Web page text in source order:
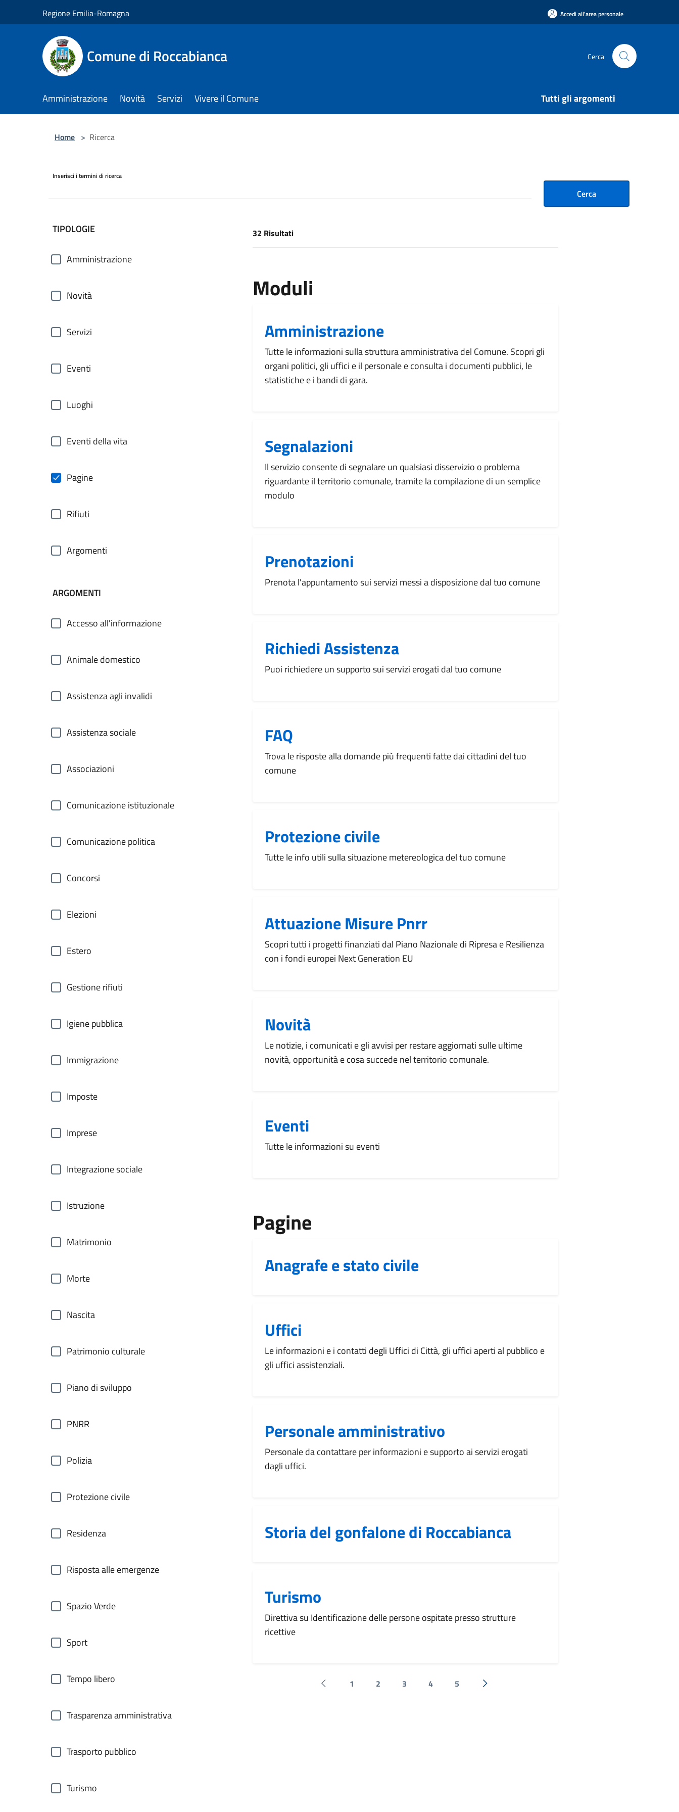
Regione Emilia-Romagna Accedi all'area personale
Comune di Roccabianca Cerca
Amministrazione Novità Servizi Vivere il Comune Tutti gli argomenti
Home > Ricerca
Inserisci i termini di ricerca
Cerca
filtri da applicare
TIPOLOGIE
Amministrazione
Novità
Servizi
Eventi
Luoghi
Eventi della vita
Pagine
Rifiuti
Argomenti
ARGOMENTI
Accesso all'informazione
Animale domestico
Assistenza agli invalidi
Assistenza sociale
Associazioni
Comunicazione istituzionale
Comunicazione politica
Concorsi
Elezioni
Estero
Gestione rifiuti
Igiene pubblica
Immigrazione
Imposte
Imprese
Integrazione sociale
Istruzione
Matrimonio
Morte
Nascita
Patrimonio culturale
Piano di sviluppo
PNRR
Polizia
Protezione civile
Residenza
Risposta alle emergenze
Spazio Verde
Sport
Tempo libero
Trasparenza amministrativa
Trasporto pubblico
Turismo
[results] Risultati
32 Risultati
Moduli
Amministrazione
Tutte le informazioni sulla struttura amministrativa del Comune. Scopri gli
organi politici, gli uffici e il personale e consulta i documenti pubblici, le
statistiche e i bandi di gara.
Segnalazioni
Il servizio consente di segnalare un qualsiasi disservizio o problema
riguardante il territorio comunale, tramite la compilazione di un semplice
modulo
Prenotazioni
Prenota l'appuntamento sui servizi messi a disposizione dal tuo comune
Richiedi Assistenza
Puoi richiedere un supporto sui servizi erogati dal tuo comune
FAQ
Trova le risposte alla domande più frequenti fatte dai cittadini del tuo
comune
Protezione civile
Tutte le info utili sulla situazione metereologica del tuo comune
Attuazione Misure Pnrr
Scopri tutti i progetti finanziati dal Piano Nazionale di Ripresa e Resilienza
con i fondi europei Next Generation EU
Novità
Le notizie, i comunicati e gli avvisi per restare aggiornati sulle ultime
novità, opportunità e cosa succede nel territorio comunale.
Eventi
Tutte le informazioni su eventi
Pagine
Anagrafe e stato civile
Uffici
Le informazioni e i contatti degli Uffici di Città, gli uffici aperti al pubblico e
gli uffici assistenziali.
Personale amministrativo
Personale da contattare per informazioni e supporto ai servizi erogati
dagli uffici.
Storia del gonfalone di Roccabianca
Turismo
Direttiva su Identificazione delle persone ospitate presso strutture
ricettive
Pagina precedente
1 2 3 4 5
Successiva »